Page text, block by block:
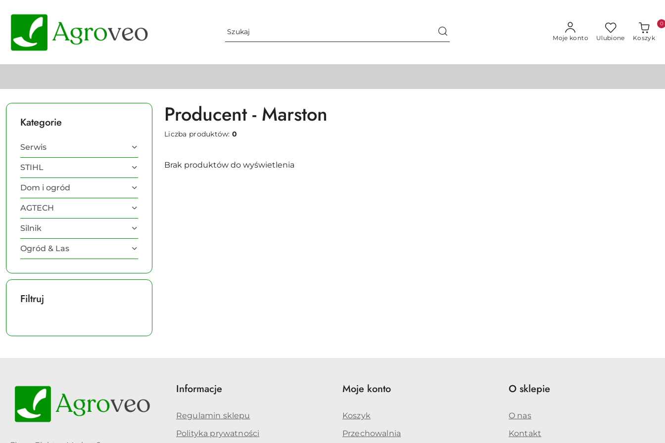
Moje konto Ulubione Koszyk
0
Kategorie
Serwis
STIHL
Dom i ogród
AGTECH
Silnik
Ogród & Las
Filtruj
Producent - Marston
Liczba produktów:0
Brak produktów do wyświetlenia
Informacje
Regulamin sklepu
Polityka prywatności
Moje konto
Koszyk
Przechowalnia
O sklepie
O nas
Kontakt